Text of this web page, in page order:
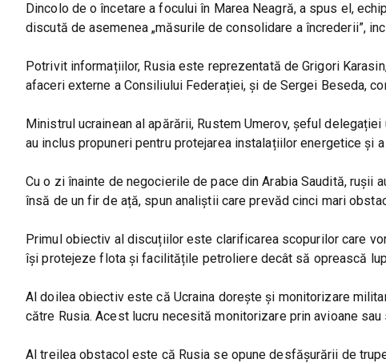
Dincolo de o încetare a focului în Marea Neagră, a spus el,
discută de asemenea „măsurile de consolidare a încrederii”,
Potrivit informațiilor, Rusia este reprezentată de Grigori
afaceri externe a Consiliului Federației, și de Sergei Beseda,
Ministrul ucrainean al apărării, Rustem Umerov, șeful
au inclus propuneri pentru protejarea instalațiilor energetice și
Cu o zi înainte de negocierile de pace din Arabia Saudită, rușii
însă de un fir de ață, spun analiștii care prevăd cinci mari
Primul obiectiv al discuțiilor este clarificarea scopurilor care
își protejeze flota și facilitățile petroliere decât să oprească
Al doilea obiectiv este că Ucraina dorește și monitorizare
către Rusia. Acest lucru necesită monitorizare prin avioane
Al treilea obstacol este că Rusia se opune desfășurării de